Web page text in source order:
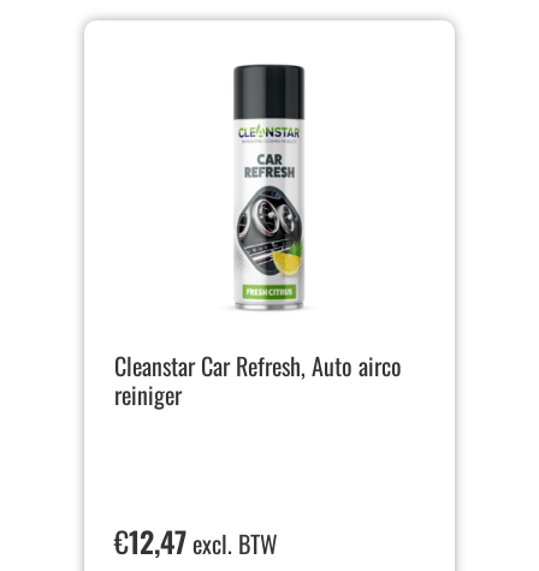
Cleanstar Car Refresh, Auto airco
reiniger
€12,47excl. BTW